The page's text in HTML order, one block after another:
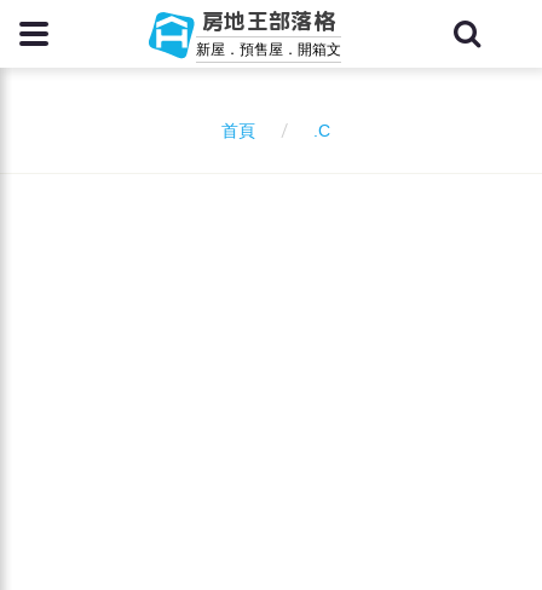
房地王部落格
新屋．預售屋．開箱文
首頁 .C